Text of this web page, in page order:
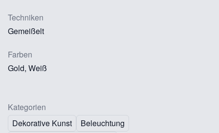
Techniken
Gemeißelt
Farben
Gold, Weiß
Kategorien
Dekorative Kunst
Beleuchtung